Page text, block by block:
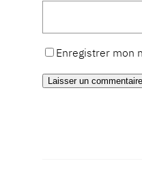
Enregistrer mon